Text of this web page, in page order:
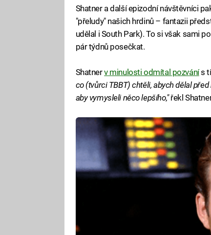
Shatner a další epizodní návštěvníci
"přeludy" našich hrdinů – fantazii
udělal i South Park). To si však sami
pár týdnů posečkat.
Shatnerv minulosti odmítal pozvánís
co (tvůrci TBBT) chtěli, abych dělal
aby vymysleli něco lepšího,"řekl